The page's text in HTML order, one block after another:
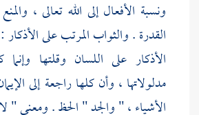
ونسبة الأفعال إلى الله تعالى ،
القدرة . والثواب المرتب على
الأذكار على اللسان وقلتها
مدلولاتها ، وأن كلها راجعة إلى
الأشياء ، " والجد " الحظ . ومعنى "